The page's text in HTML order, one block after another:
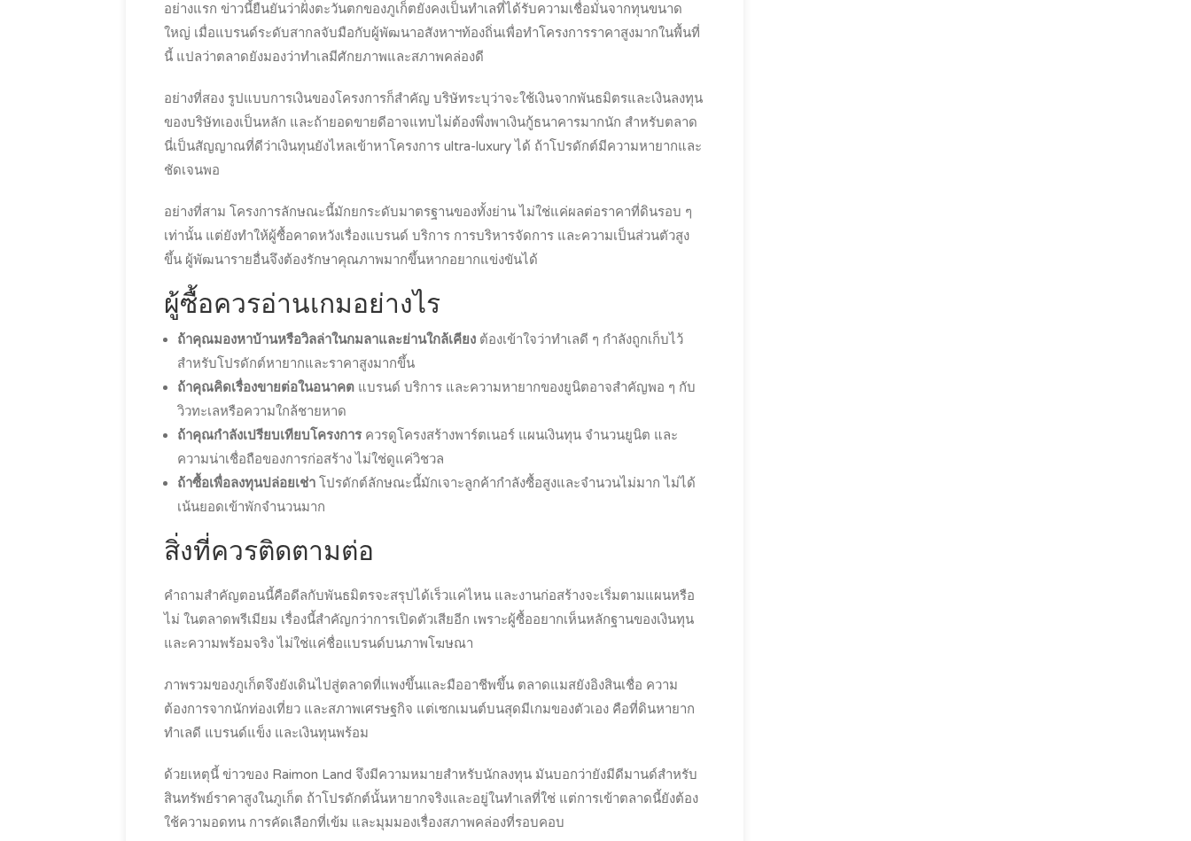
อย่างแรก ข่าวนี้ยืนยันว่าฝั่งตะวันตกของภูเก็ตยังคงเป็นทำเลที่ได้รับความเชื่อมั่นจากทุนขนาด
ใหญ่ เมื่อแบรนด์ระดับสากลจับมือกับผู้พัฒนาอสังหาฯท้องถิ่นเพื่อทำโครงการราคาสูงมากในพื้นที่
นี้ แปลว่าตลาดยังมองว่าทำเลมีศักยภาพและสภาพคล่องดี
อย่างที่สอง รูปแบบการเงินของโครงการก็สำคัญ บริษัทระบุว่าจะใช้เงินจากพันธมิตรและเงินลงทุน
ของบริษัทเองเป็นหลัก และถ้ายอดขายดีอาจแทบไม่ต้องพึ่งพาเงินกู้ธนาคารมากนัก สำหรับตลาด
นี่เป็นสัญญาณที่ดีว่าเงินทุนยังไหลเข้าหาโครงการ ultra-luxury ได้ ถ้าโปรดักต์มีความหายากและ
ชัดเจนพอ
อย่างที่สาม โครงการลักษณะนี้มักยกระดับมาตรฐานของทั้งย่าน ไม่ใช่แค่ผลต่อราคาที่ดินรอบ ๆ
เท่านั้น แต่ยังทำให้ผู้ซื้อคาดหวังเรื่องแบรนด์ บริการ การบริหารจัดการ และความเป็นส่วนตัวสูง
ขึ้น ผู้พัฒนารายอื่นจึงต้องรักษาคุณภาพมากขึ้นหากอยากแข่งขันได้
ผู้ซื้อควรอ่านเกมอย่างไร
ถ้าคุณมองหาบ้านหรือวิลล่าในกมลาและย่านใกล้เคียง ต้องเข้าใจว่าทำเลดี ๆ กำลังถูกเก็บไว้
สำหรับโปรดักต์หายากและราคาสูงมากขึ้น
ถ้าคุณคิดเรื่องขายต่อในอนาคต แบรนด์ บริการ และความหายากของยูนิตอาจสำคัญพอ ๆ กับ
วิวทะเลหรือความใกล้ชายหาด
ถ้าคุณกำลังเปรียบเทียบโครงการควรดูโครงสร้างพาร์ตเนอร์ แผนเงินทุน จำนวนยูนิต และ
ความน่าเชื่อถือของการก่อสร้าง ไม่ใช่ดูแค่วิชวล
ถ้าซื้อเพื่อลงทุนปล่อยเช่า โปรดักต์ลักษณะนี้มักเจาะลูกค้ากำลังซื้อสูงและจำนวนไม่มาก ไม่ได้
เน้นยอดเข้าพักจำนวนมาก
สิ่งที่ควรติดตามต่อ
คำถามสำคัญตอนนี้คือดีลกับพันธมิตรจะสรุปได้เร็วแค่ไหน และงานก่อสร้างจะเริ่มตามแผนหรือ
ไม่ ในตลาดพรีเมียม เรื่องนี้สำคัญกว่าการเปิดตัวเสียอีก เพราะผู้ซื้ออยากเห็นหลักฐานของเงินทุน
และความพร้อมจริง ไม่ใช่แค่ชื่อแบรนด์บนภาพโฆษณา
ภาพรวมของภูเก็ตจึงยังเดินไปสู่ตลาดที่แพงขึ้นและมืออาชีพขึ้น ตลาดแมสยังอิงสินเชื่อ ความ
ต้องการจากนักท่องเที่ยว และสภาพเศรษฐกิจ แต่เซกเมนต์บนสุดมีเกมของตัวเอง คือที่ดินหายาก
ทำเลดี แบรนด์แข็ง และเงินทุนพร้อม
ด้วยเหตุนี้ ข่าวของ Raimon Land จึงมีความหมายสำหรับนักลงทุน มันบอกว่ายังมีดีมานด์สำหรับ
สินทรัพย์ราคาสูงในภูเก็ต ถ้าโปรดักต์นั้นหายากจริงและอยู่ในทำเลที่ใช่ แต่การเข้าตลาดนี้ยังต้อง
ใช้ความอดทน การคัดเลือกที่เข้ม และมุมมองเรื่องสภาพคล่องที่รอบคอบ